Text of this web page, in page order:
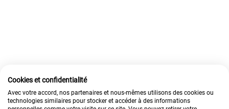
Cookies et confidentialité
Avec votre accord, nos partenaires et nous-mêmes utilisons des cookies ou
technologies similaires pour stocker et accéder à des informations